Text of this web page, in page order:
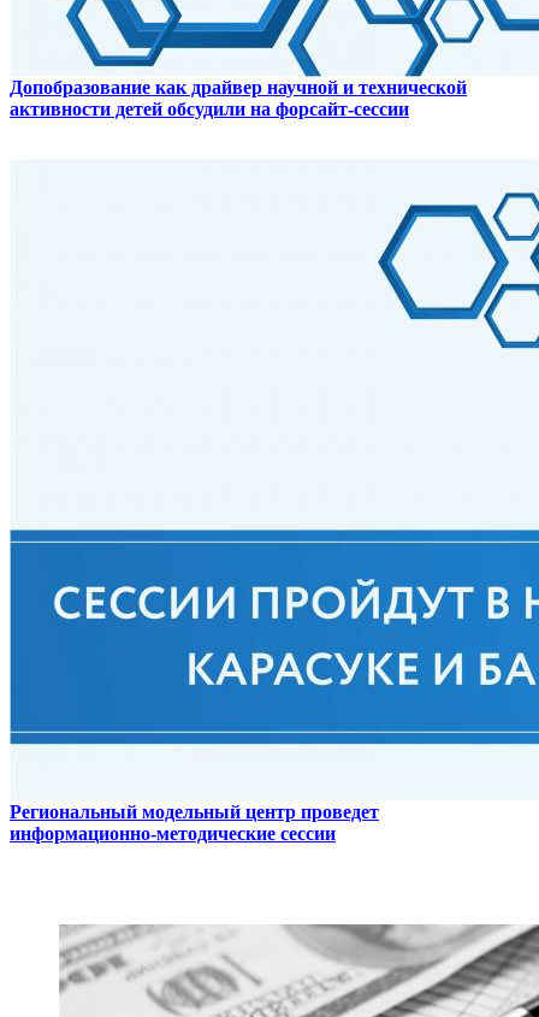
Допобразование как драйвер научной и технической
активности детей обсудили на форсайт-сессии
Региональный модельный центр проведет
информационно-методические сессии